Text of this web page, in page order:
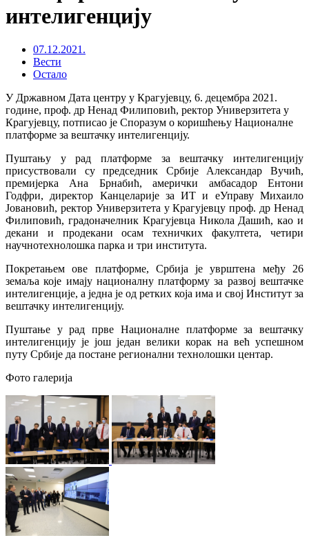
интелигенцију
07.12.2021.
Вести
Остало
У Државном Дата центру у Крагујевцу, 6. децембра 2021.
године, проф. др Ненад Филиповић, ректор Универзитета у
Крагујевцу, потписао је Споразум о коришћењу Националне
платформе за вештачку интелигенцију.
Пуштању у рад платформе за вештачку интелигенцију
присуствовали су председник Србије Александар Вучић,
премијерка Ана Брнабић, амерички амбасадор Ентони
Годфри, директор Канцеларије за ИТ и еУправу Михаило
Јовановић, ректор Универзитета у Крагујевцу проф. др Ненад
Филиповић, градоначелник Крагујевца Никола Дашић, као и
декани и продекани осам техничких факултета, четири
научнотехнолошка парка и три института.
Покретањем ове платформе, Србија је уврштена међу 26
земаља које имају националну платформу за развој вештачке
интелигенције, а једна је од ретких која има и свој Институт за
вештачку интелигенцију.
Пуштање у рад прве Националне платформе за вештачку
интелигенцију је још један велики корак на већ успешном
путу Србије да постане регионални технолошки центар.
Фото галерија